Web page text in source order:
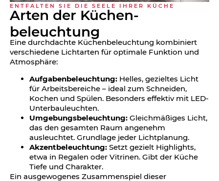
ENTFALTEN SIE DIE SEELE IHRER KÜCHE
Arten der Küchen­
beleuchtung
Eine durchdachte Küchenbeleuchtung kombiniert
verschiedene Lichtarten für optimale Funktion und
Atmosphäre:
Aufgabenbeleuchtung: Helles, gezieltes Licht
für Arbeitsbereiche – ideal zum Schneiden,
Kochen und Spülen. Besonders effektiv mit LED-
Unterbauleuchten.
Umgebungsbeleuchtung: Gleichmäßiges Licht,
das den gesamten Raum angenehm
ausleuchtet. Grundlage jeder Lichtplanung.
Akzentbeleuchtung: Setzt gezielt Highlights,
etwa in Regalen oder Vitrinen. Gibt der Küche
Tiefe und Charakter.
Ein ausgewogenes Zusammenspiel dieser